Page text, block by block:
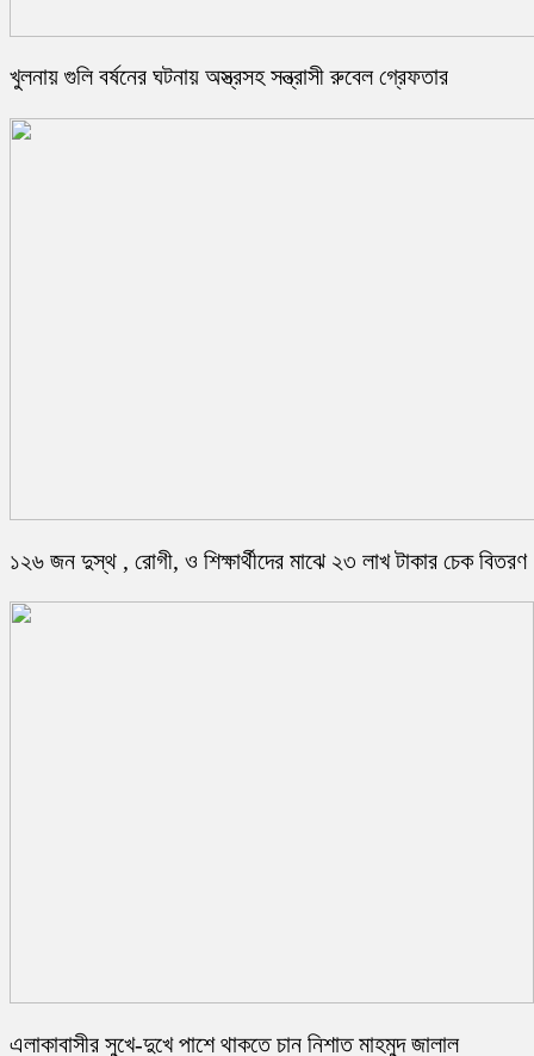
খুলনায় গুলি বর্ষনের ঘটনায় অস্ত্রসহ সন্ত্রাসী রুবেল গ্রেফতার
১২৬ জন দুস্থ , রোগী, ও শিক্ষার্থীদের মাঝে ২৩ লাখ টাকার চেক বিতরণ
এলাকাবাসীর সুখে-দুখে পাশে থাকতে চান নিশাত মাহমুদ জালাল